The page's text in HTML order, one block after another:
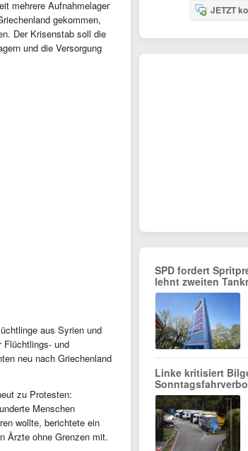
mehrere Aufnahmelager
gekommen,
Der Krisenstab soll die
und die Versorgung
aus Syrien und
Flüchtlings- und
neu nach Griechenland
zu Protesten:
Menschen
wollte, berichtete ein
Ärzte ohne Grenzen mit.
JETZT
SPD fordert
lehnt zweiten
Linke kritisiert